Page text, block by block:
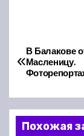
Н
а
в
и
В Балакове
Масленицу.
Похожая